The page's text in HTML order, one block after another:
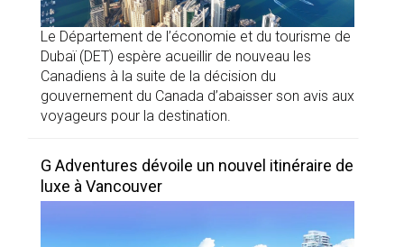
Le Département de l’économie et du tourisme de
Dubaï (DET) espère acueillir de nouveau les
Canadiens à la suite de la décision du
gouvernement du Canada d’abaisser son avis aux
voyageurs pour la destination.
G Adventures dévoile un nouvel itinéraire de
luxe à Vancouver